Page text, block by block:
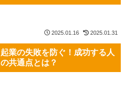
2025.01.16 2025.01.31
起業の失敗を防ぐ！成功する人
の共通点とは？